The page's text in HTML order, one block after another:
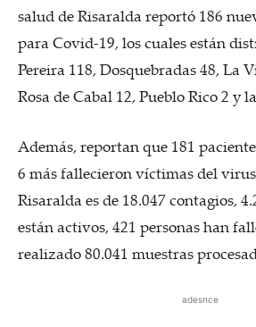
salud de Risaralda reportó 186
para Covid-19, los cuales están
Pereira 118, Dosquebradas 48, La
Rosa de Cabal 12, Pueblo Rico 2 y
Además, reportan que 181
6 más fallecieron víctimas del
Risaralda es de 18.047 contagios,
están activos, 421 personas han
realizado 80.041 muestras
adesnce